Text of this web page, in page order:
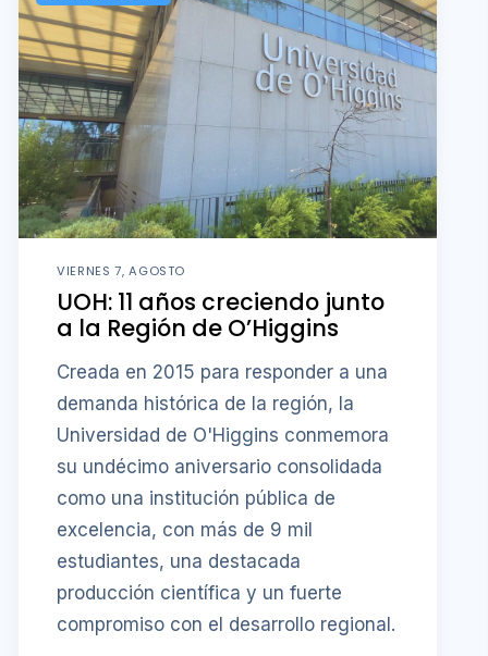
VIERNES 7, AGOSTO
UOH: 11 años creciendo junto
a la Región de O’Higgins
Creada en 2015 para responder a una
demanda histórica de la región, la
Universidad de O'Higgins conmemora
su undécimo aniversario consolidada
como una institución pública de
excelencia, con más de 9 mil
estudiantes, una destacada
producción científica y un fuerte
compromiso con el desarrollo regional.